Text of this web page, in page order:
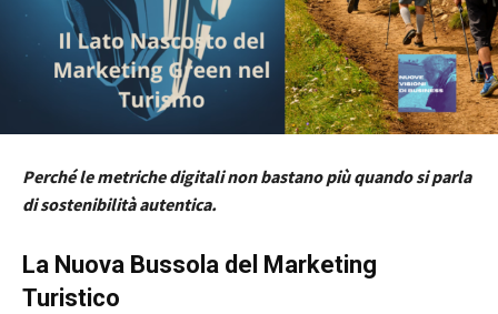
Perché le metriche digitali non bastano più quando si parla
di sostenibilità autentica.
La Nuova Bussola del Marketing
Turistico